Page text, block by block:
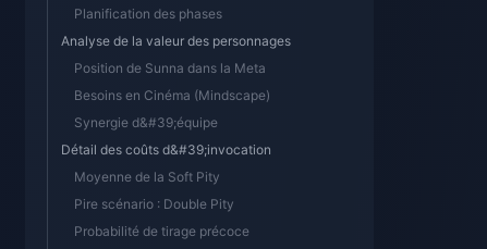
Planification des phases
Analyse de la valeur des personnages
Position de Sunna dans la Meta
Besoins en Cinéma (Mindscape)
Synergie d&#39;équipe
Détail des coûts d&#39;invocation
Moyenne de la Soft Pity
Pire scénario : Double Pity
Probabilité de tirage précoce